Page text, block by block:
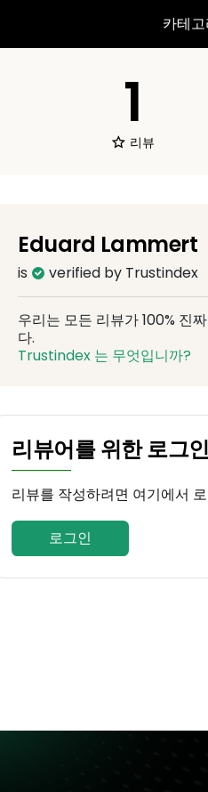
카테고
1
리뷰
Eduard Lammert
is verified by Trustindex
우리는 모든 리뷰가 100% 진
다.
Trustindex 는 무엇입니까?
리뷰어를 위한 로그인
리뷰를 작성하려면 여기에서
로그인